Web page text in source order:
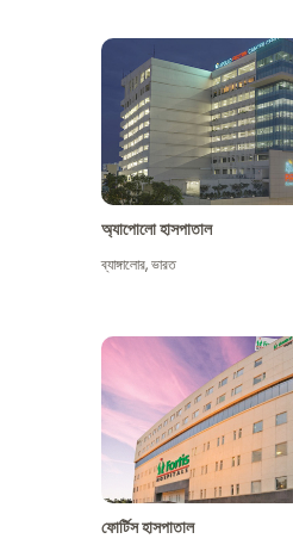
অ্যাপোলো হাসপাতাল
ব্যাঙ্গালোর,ভারত
ফোর্টিস হাসপাতাল